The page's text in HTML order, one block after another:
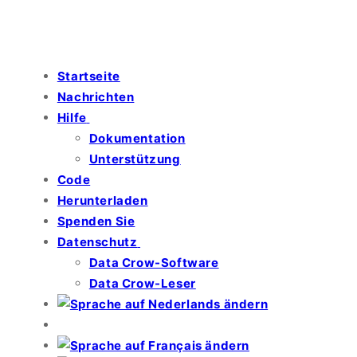
Startseite
Nachrichten
Hilfe
Dokumentation
Unterstützung
Code
Herunterladen
Spenden Sie
Datenschutz
Data Crow-Software
Data Crow-Leser